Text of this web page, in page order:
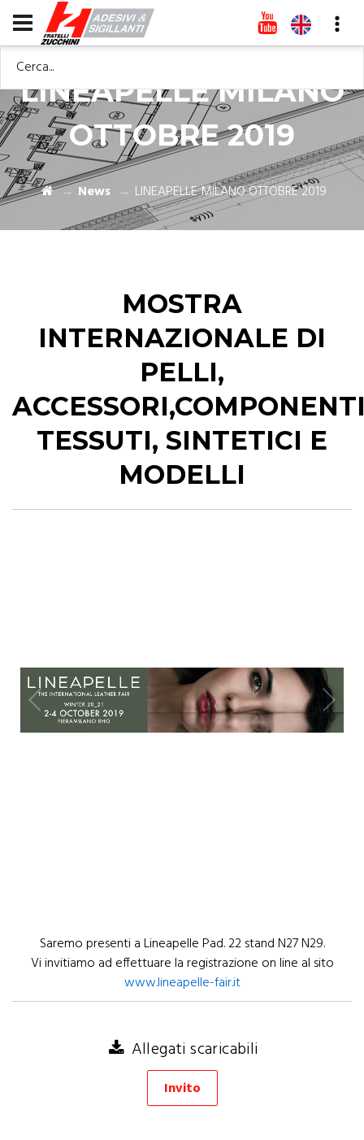
Cerca...
LINEAPELLE MILANO
OTTOBRE 2019
News LINEAPELLE MILANO OTTOBRE 2019
MOSTRA
INTERNAZIONALE DI
PELLI,
TESSUTI, SINTETICI E
MODELLI
Saremo presenti a Lineapelle Pad. 22 stand N27 N29.
Vi invitiamo ad effettuare la registrazione on line al sito
www.lineapelle-fair.it
Allegati scaricabili
Invito